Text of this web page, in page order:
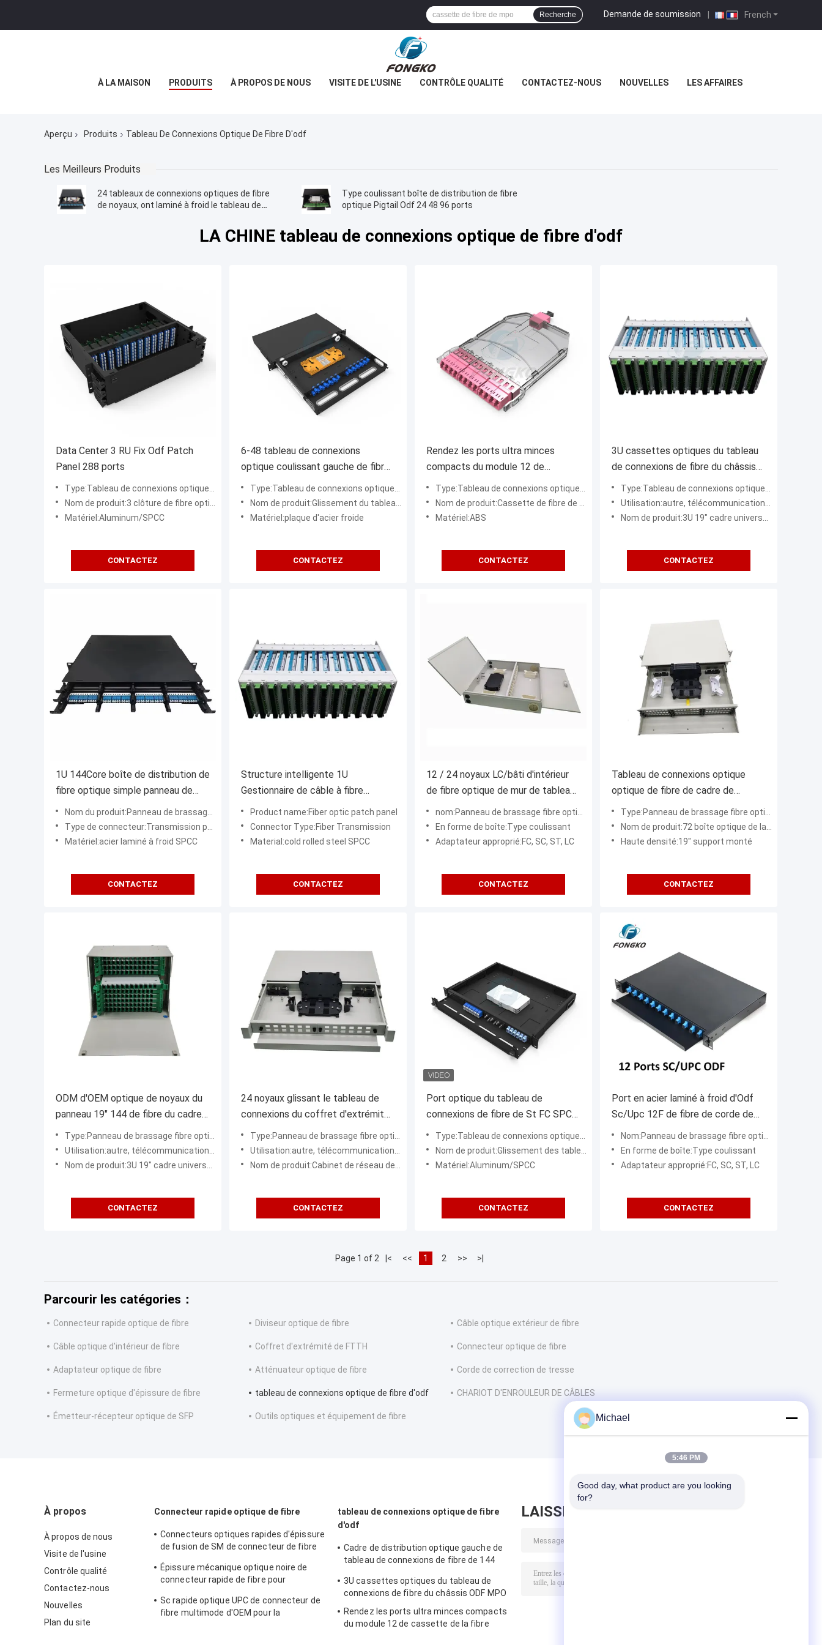
French
Demande de soumission |
Recherche
À LA MAISON PRODUITS À PROPOS DE NOUS VISITE DE L'USINE CONTRÔLE QUALITÉ CONTACTEZ-NOUS NOUVELLES LES AFFAIRES
Aperçu Produits Tableau De Connexions Optique De Fibre D'odf
Les Meilleurs Produits
24 tableaux de connexions optiques de fibre
de noyaux, ont laminé à froid le tableau de
Type coulissant boîte de distribution de fibre
optique Pigtail Odf 24 48 96 ports
LA CHINE tableau de connexions optique de fibre d'odf
Data Center 3 RU Fix Odf Patch
Panel 288 ports
Type:Tableau de connexions optique de fibre
Nom de produit:3 clôture de fibre optique des ports LC/SC/ST/FC SPCC de RU Fix 288
Matériel:Aluminum/SPCC
CONTACTEZ
6-48 tableau de connexions
optique coulissant gauche de fibre
d'ODF pour Data Center
Type:Tableau de connexions optique de fibre
Nom de produit:Glissement du tableau de connexion des fibres
Matériel:plaque d'acier froide
CONTACTEZ
Rendez les ports ultra minces
compacts du module 12 de
cassette de la fibre MPO MTP
Type:Tableau de connexions optique de fibre, solutions de FTTx
Nom de produit:Cassette de fibre de 12 ports
Matériel:ABS
CONTACTEZ
3U cassettes optiques du tableau
de connexions de fibre du châssis
ODF MPO
Type:Tableau de connexions optique de fibre
Utilisation:autre, télécommunication de centre de traitement des données, FTTX
Nom de produit:3U 19" cadre universel de Subrack avec 12pcs MPO-SC MPO-LC
CONTACTEZ
1U 144Core boîte de distribution de
fibre optique simple panneau de
patch avec structure de montage
de rack
Nom du produit:Panneau de brassage fibre optique
Type de connecteur:Transmission par fibres optiques
Matériel:acier laminé à froid SPCC
CONTACTEZ
Structure intelligente 1U
Gestionnaire de câble à fibre
optique 12 ports Panneau de patch
OEM ignifuge
Product name:Fiber optic patch panel
Connector Type:Fiber Transmission
Material:cold rolled steel SPCC
CONTACTEZ
12 / 24 noyaux LC/bâti d'intérieur
de fibre optique de mur de tableau
de connexions connecteurs de
Sc/St/FC
nom:Panneau de brassage fibre optique
En forme de boîte:Type coulissant
Adaptateur approprié:FC, SC, ST, LC
CONTACTEZ
Tableau de connexions optique
optique de fibre de cadre de
distribution de 72 noyaux FONGKO
Type:Panneau de brassage fibre optique
Nom de produit:72 boîte optique de la fibre ODF de bâti de support de noyau
Haute densité:19" support monté
CONTACTEZ
ODM d'OEM optique de noyaux du
panneau 19" 144 de fibre du cadre
de distribution de FONGKO ODF
Type:Panneau de brassage fibre optique
Utilisation:autre, télécommunication de centre de traitement des données, FTTX
Nom de produit:3U 19" cadre universel de Subrack avec 12pcs MPO-SC MPO-LC
CONTACTEZ
24 noyaux glissant le tableau de
connexions du coffret d'extrémité
ODF type de bâti de Cabinet de
réseau de 19 pouces
Type:Panneau de brassage fibre optique
Utilisation:autre, télécommunication de centre de traitement des données, FTTX
Nom de produit:Cabinet de réseau de 19 pouces
CONTACTEZ
Port optique du tableau de
connexions de fibre de St FC SPCC
ODF de Sc de LC 24
Type:Tableau de connexions optique de fibre
Nom de produit:Glissement des tableaux de connexions optiques de fibre de tiroir
Matériel:Aluminum/SPCC
CONTACTEZ
Port en acier laminé à froid d'Odf
Sc/Upc 12F de fibre de corde de
correction de tableau de
connexions de SPCC
Nom:Panneau de brassage fibre optique
En forme de boîte:Type coulissant
Adaptateur approprié:FC, SC, ST, LC
CONTACTEZ
Page 1 of 2 |< << 1 2 >> >|
Parcourir les catégories：
Connecteur rapide optique de fibre Diviseur optique de fibre Câble optique extérieur de fibre
Câble optique d'intérieur de fibre Coffret d'extrémité de FTTH Connecteur optique de fibre
Adaptateur optique de fibre Atténuateur optique de fibre Corde de correction de tresse
Fermeture optique d'épissure de fibre tableau de connexions optique de fibre d'odf CHARIOT D'ENROULEUR DE CÂBLES
Émetteur-récepteur optique de SFP Outils optiques et équipement de fibre
À propos
À propos de nous
Visite de l'usine
Contrôle qualité
Contactez-nous
Nouvelles
Plan du site
Connecteur rapide optique de fibre
Connecteurs optiques rapides d'épissure
de fusion de SM de connecteur de fibre
Épissure mécanique optique noire de
connecteur rapide de fibre pour
Sc rapide optique UPC de connecteur de
fibre multimode d'OEM pour la
tableau de connexions optique de fibre
d'odf
Cadre de distribution optique gauche de
tableau de connexions de fibre de 144
3U cassettes optiques du tableau de
connexions de fibre du châssis ODF MPO
Rendez les ports ultra minces compacts
du module 12 de cassette de la fibre
LAISSEZ UN MESSAGE
Michael
5:46 PM
Good day, what product are you looking
for?